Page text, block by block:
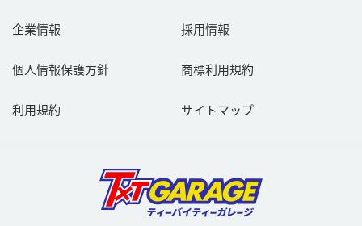
企業情報 採用情報
個人情報保護方針 商標利用規約
利用規約 サイトマップ